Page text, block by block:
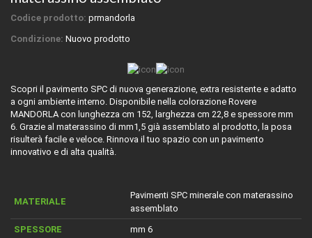
Codice prodotto: prmandorla
Condizione: Nuovo prodotto
Scopri il pavimento SPC di nuova generazione, extra resistente e adatto
a ogni ambiente interno. Disponibile nella colorazione Rovere
MANDORLA con lunghezza cm 152, larghezza cm 22,8 e spessore mm
6. Grazie al materassino di mm1,5 già assemblato al prodotto, la posa
risulterà facile e veloce. Rinnova il tuo spazio con un pavimento
innovativo e di alta qualità.
MATERIALE
Pavimenti SPC minerale con materassino
assemblato
SPESSORE
mm 6